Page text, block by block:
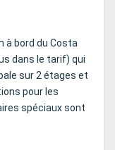
à bord du Costa
dans le tarif) qui
sur 2 étages et
pour les
spéciaux sont